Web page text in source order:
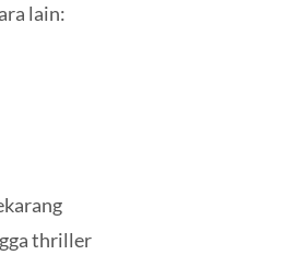
lain:
thriller